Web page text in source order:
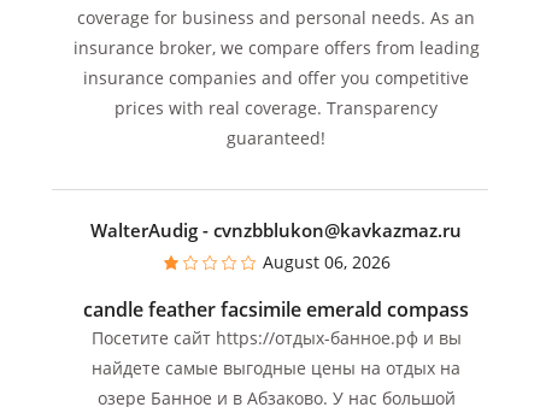
coverage for business and personal needs. As an
insurance broker, we compare offers from leading
insurance companies and offer you competitive
prices with real coverage. Transparency
guaranteed!
WalterAudig - cvnzbblukon@kavkazmaz.ru
August 06, 2026
candle feather facsimile emerald compass
Посетите сайт https://отдых-банное.рф и вы
найдете самые выгодные цены на отдых на
озере Банное и в Абзаково. У нас большой